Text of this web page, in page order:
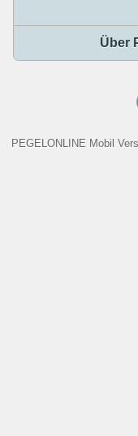
Über
PEGELONLINE Mobil